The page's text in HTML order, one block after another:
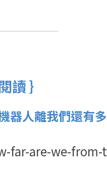
讀 ｝
器人離我們還有
are-we-from-